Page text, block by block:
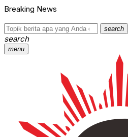
Breaking News
search
search
menu